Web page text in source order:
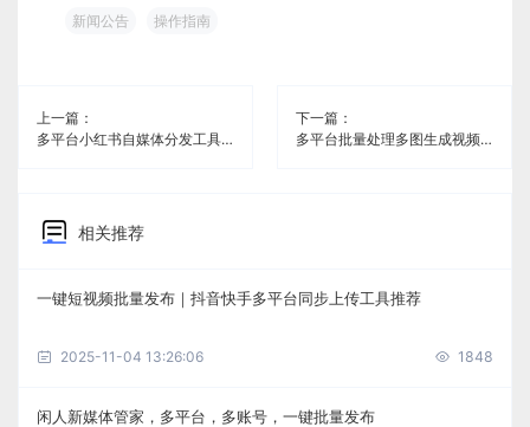
新闻公告 操作指南
上一篇：
多平台小红书自媒体分发工具《闲人新媒体管家》
下一篇：
多平台批量处理多图生成视频自媒体分发软件《闲人新媒体管家》
相关推荐
一键短视频批量发布｜抖音快手多平台同步上传工具推荐
2025-11-04 13:26:06 1848
闲人新媒体管家，多平台，多账号，一键批量发布